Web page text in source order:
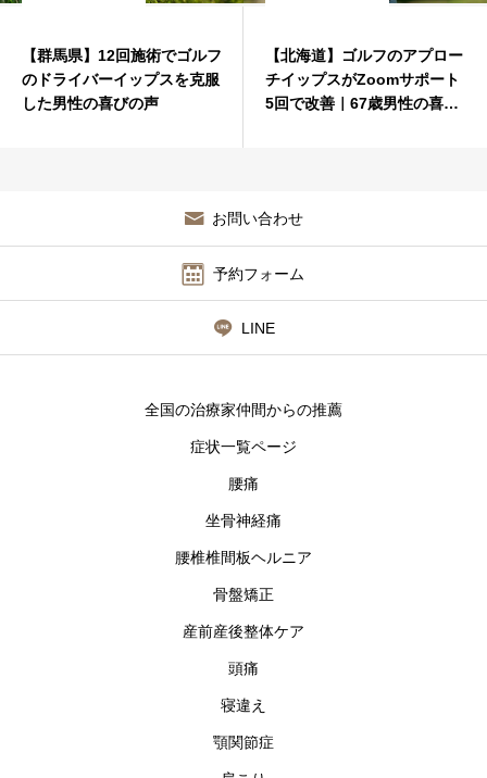
【群馬県】12回施術でゴルフ
のドライバーイップスを克服
した男性の喜びの声
【北海道】ゴルフのアプロー
チイップスがZoomサポート
5回で改善｜67歳男性の喜び
お問い合わせ
予約フォーム
LINE
全国の治療家仲間からの推薦
症状一覧ページ
腰痛
坐骨神経痛
腰椎椎間板ヘルニア
骨盤矯正
産前産後整体ケア
頭痛
寝違え
顎関節症